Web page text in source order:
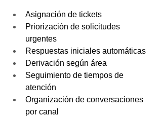
Asignación de tickets
Priorización de solicitudes
urgentes
Respuestas iniciales automáticas
Derivación según área
Seguimiento de tiempos de
atención
Organización de conversaciones
por canal